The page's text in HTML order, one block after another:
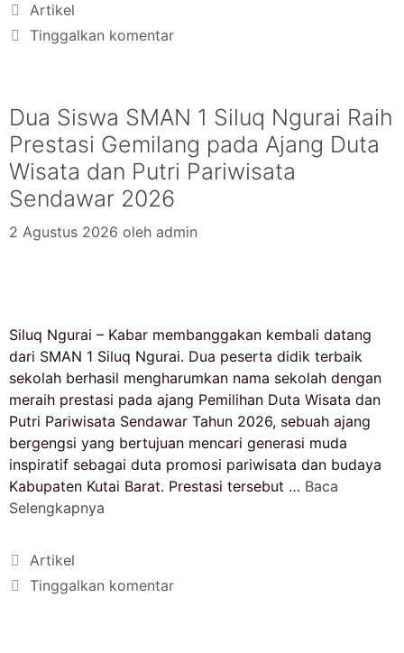
Artikel
Tinggalkan komentar
Dua Siswa SMAN 1 Siluq Ngurai Raih
Prestasi Gemilang pada Ajang Duta
Wisata dan Putri Pariwisata
Sendawar 2026
2 Agustus 2026 oleh admin
Siluq Ngurai – Kabar membanggakan kembali datang
dari SMAN 1 Siluq Ngurai. Dua peserta didik terbaik
sekolah berhasil mengharumkan nama sekolah dengan
meraih prestasi pada ajang Pemilihan Duta Wisata dan
Putri Pariwisata Sendawar Tahun 2026, sebuah ajang
bergengsi yang bertujuan mencari generasi muda
inspiratif sebagai duta promosi pariwisata dan budaya
Kabupaten Kutai Barat. Prestasi tersebut … Baca
Selengkapnya
Artikel
Tinggalkan komentar